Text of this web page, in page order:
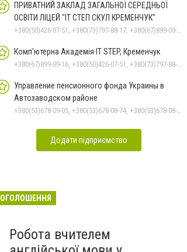
ПРИВАТНИЙ ЗАКЛАД ЗАГАЛЬНОЇ СЕРЕДНЬОЇ
ОСВІТИ ЛІЦЕЙ "ІТ СТЕП СКУЛ КРЕМЕНЧУК"
+380(50)426-07-51, +380(73)797-88-17, +380(67)899-09-16
Комп'ютерна Академія IT STEP, Кременчук
+380(67)899-09-16, +380(50)426-07-51, +380(73)797-88-17
Управление пенсионного фонда Украины в
Автозаводском районе
+380(53)678-09-05, +380(53)678-08-74, +380(53)678-08-83, +380(53)678-08-41, +380(53)678-08-86
Додати підприємство
ОГОЛОШЕННЯ
Робота вчителем